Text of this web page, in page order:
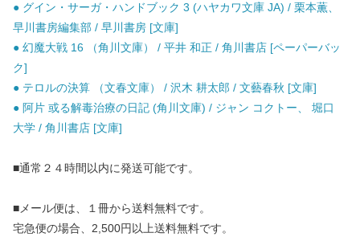
● グイン・サーガ・ハンドブック 3 (ハヤカワ文庫 JA) / 栗本薫、
早川書房編集部 / 早川書房 [文庫]
● 幻魔大戦 16 （角川文庫） / 平井 和正 / 角川書店 [ペーパーバッ
ク]
● テロルの決算 （文春文庫） / 沢木 耕太郎 / 文藝春秋 [文庫]
● 阿片 或る解毒治療の日記 (角川文庫) / ジャン コクトー、 堀口
大学 / 角川書店 [文庫]
■通常２４時間以内に発送可能です。
■メール便は、１冊から送料無料です。
宅急便の場合、2,500円以上送料無料です。